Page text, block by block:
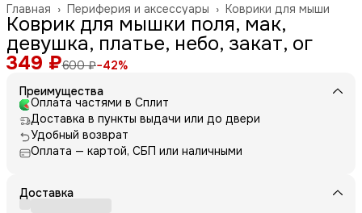
Коврики для мыши
Периферия и аксессуары ›
Главная ›
Коврик для мышки поля, мак,
девушка, платье, небо, закат, ог
349 ₽600 ₽−42%
Преимущества
Оплата частями в Сплит
Доставка в пункты выдачи или до двери
Удобный возврат
Оплата — картой, СБП или наличными
Доставка